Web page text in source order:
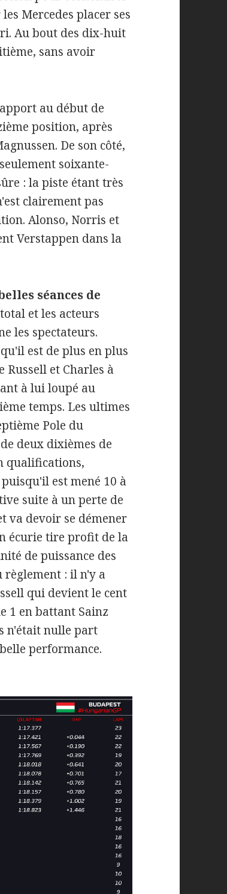
Mercedes placer ses
Au bout des dix-huit
sans avoir
au début de
position, après
De son côté,
soixante-
: la piste étant très
clairement pas
Alonso, Norris et
Verstappen dans la
séances de
et les acteurs
les spectateurs.
est de plus en plus
Russell et Charles à
à lui loupé au
temps. Les ultimes
Pole du
deux dixièmes de
qualifications,
est mené 10 à
suite à un perte de
va devoir se démener
écurie tire profit de la
de puissance des
: il n'y a
qui devient le cent
1 en battant Sainz
n'était nulle part
performance.